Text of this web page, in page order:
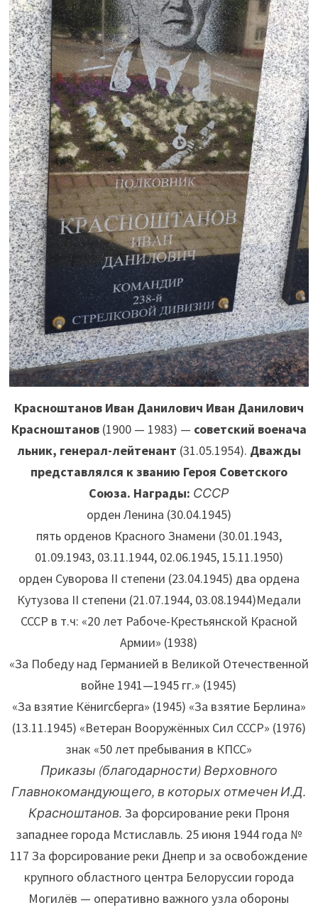
Красноштанов Иван Данилович Иван Данилович
Красноштанов(1900 — 1983) — советский военача
льник, генерал-лейтенант (31.05.1954). Дважды
представлялся к званию Героя Советского
Союза. Награды: СССР
орден Ленина (30.04.1945)
пять орденов Красного Знамени (30.01.1943,
01.09.1943, 03.11.1944, 02.06.1945, 15.11.1950)
орден Суворова II степени (23.04.1945) два ордена
Кутузова II степени (21.07.1944, 03.08.1944)Медали
СССР в т.ч: «20 лет Рабоче-Крестьянской Красной
Армии» (1938)
«За Победу над Германией в Великой Отечественной
войне 1941—1945 гг.» (1945)
«За взятие Кёнигсберга» (1945) «За взятие Берлина»
(13.11.1945) «Ветеран Вооружённых Сил СССР» (1976)
знак «50 лет пребывания в КПСС»
Приказы (благодарности) Верховного
Главнокомандующего, в которых отмечен И.Д.
Красноштанов. За форсирование реки Проня
западнее города Мстиславль. 25 июня 1944 года №
117 За форсирование реки Днепр и за освобождение
крупного областного центра Белоруссии города
Могилёв — оперативно важного узла обороны